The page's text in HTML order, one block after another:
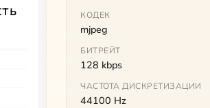
КОДЕК
mjpeg
БИТРЕЙТ
128 kbps
ЧАСТОТА ДИСКРЕТИЗАЦИИ
44100 Hz